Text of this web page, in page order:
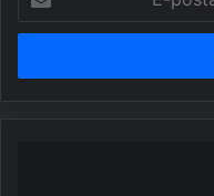
posta
adresinizi